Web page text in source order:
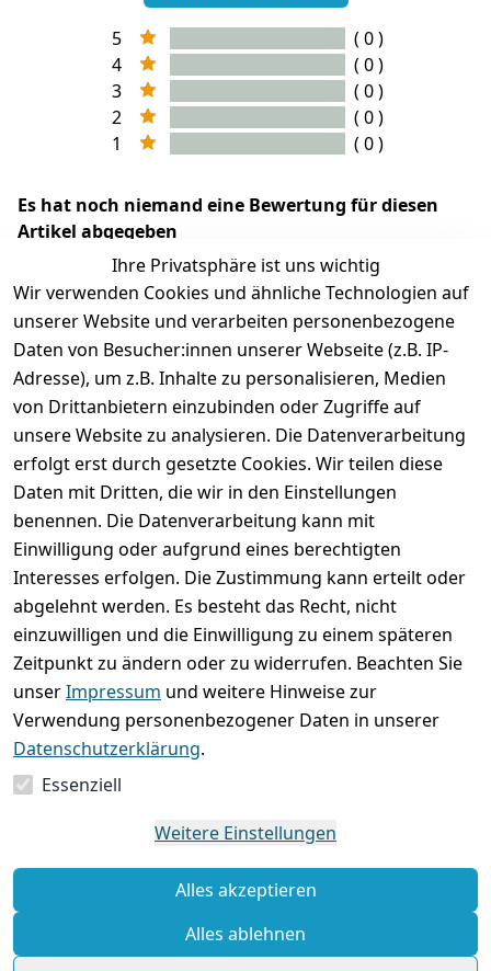
5
( 0 )
4
( 0 )
3
( 0 )
2
( 0 )
1
( 0 )
Es hat noch niemand eine Bewertung für diesen
Artikel abgegeben
Ihre Privatsphäre ist uns wichtig
Wir verwenden Cookies und ähnliche Technologien auf
unserer Website und verarbeiten personenbezogene
Daten von Besucher:innen unserer Webseite (z.B. IP-
Adresse), um z.B. Inhalte zu personalisieren, Medien
von Drittanbietern einzubinden oder Zugriffe auf
unsere Website zu analysieren. Die Datenverarbeitung
erfolgt erst durch gesetzte Cookies. Wir teilen diese
Daten mit Dritten, die wir in den Einstellungen
benennen. Die Datenverarbeitung kann mit
Einwilligung oder aufgrund eines berechtigten
Interesses erfolgen. Die Zustimmung kann erteilt oder
abgelehnt werden. Es besteht das Recht, nicht
einzuwilligen und die Einwilligung zu einem späteren
Zeitpunkt zu ändern oder zu widerrufen. Beachten Sie
unserImpressum und weitere Hinweise zur
Verwendung personenbezogener Daten in unserer
Datenschutzerklärung.
Essenziell
Weitere Einstellungen
Alles akzeptieren
Alles ablehnen
Rechtliches
Impressum
Datenschutze
rklärung
Batterieentsor
gung
Widerrufsrec
Services
Kontakt
Registrieren
Zahlung und
Versand
Umtausch /
Reklamation
Wir
versenden
mit
Folgt uns
gern auf
Zahle
bequem per